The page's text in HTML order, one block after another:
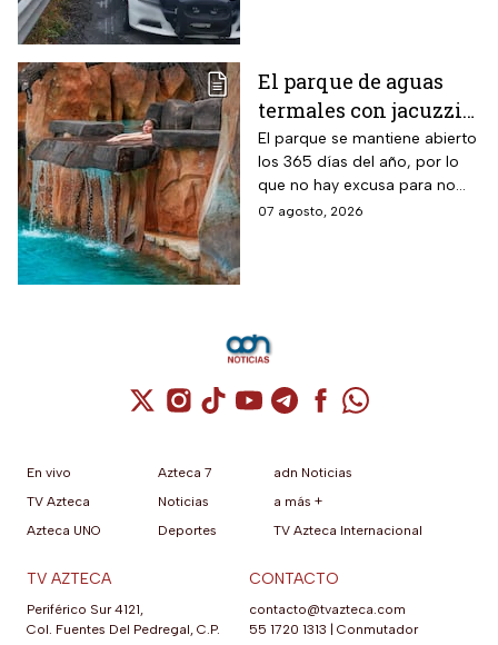
El parque de aguas
termales con jacuzzis
y cabañas a 2 horas de
CDMX donde este
grupo de adultos
mayores paga la
El parque se mantiene abierto
los 365 días del año, por lo
que no hay excusa para no
visitar este hermoso lugar
07 agosto, 2026
Cuenta de X / Twitter (se abre en una
Cuenta de Instagram (se abre en una
Cuenta de TikTok (se abre en
Cuenta de YouTube (se abre
Cuenta de Telegram (se
Cuenta de
Cuenta de
En vivo
TV Azteca
Azteca UNO
Azteca 7
Noticias
Deportes
adn Noticias
a más +
TV Azteca Internacional
TV AZTECA
Periférico Sur 4121,
Col. Fuentes Del Pedregal, C.P.
CONTACTO
contacto@tvazteca.com
55 1720 1313 | Conmutador